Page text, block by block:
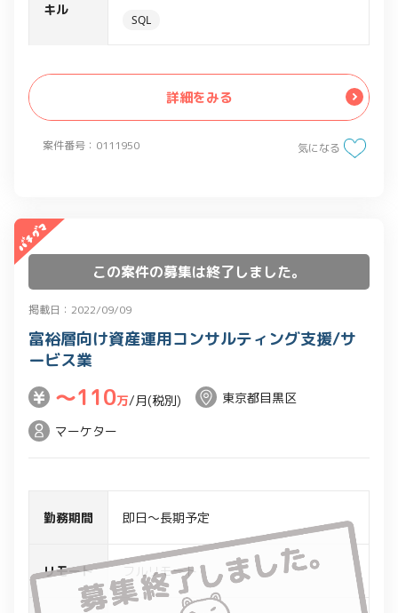
案件番号：0111950
の提言
しながら、開発した手法を
Proof of Concept (PoC) で使用するプロ
トタイプに実装
・社内の他プロダクトに対して、データ
キル
SQL
詳細をみる
気になる
この案件の募集は終了しました。
掲載日：2022/09/09
富裕層向け資産運用コンサルティング支援/サ
ービス業
〜110万/月(税別)
東京都目黒区
マーケター
勤務期間 即日～長期予定
リモート フルリモート